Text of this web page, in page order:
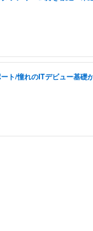
ト/憧れのITデビュー基礎